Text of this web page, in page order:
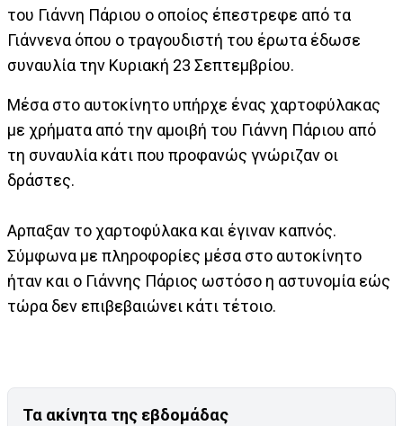
του Γιάννη Πάριου ο οποίος έπεστρεφε από τα
Γιάννενα όπου ο τραγουδιστή του έρωτα έδωσε
συναυλία την Κυριακή 23 Σεπτεμβρίου.
Μέσα στο αυτοκίνητο υπήρχε ένας χαρτοφύλακας
με χρήματα από την αμοιβή του Γιάννη Πάριου από
τη συναυλία κάτι που προφανώς γνώριζαν οι
δράστες.
Αρπαξαν το χαρτοφύλακα και έγιναν καπνός.
Σύμφωνα με πληροφορίες μέσα στο αυτοκίνητο
ήταν και ο Γιάννης Πάριος ωστόσο η αστυνομία εώς
τώρα δεν επιβεβαιώνει κάτι τέτοιο.
Τα ακίνητα της εβδομάδας